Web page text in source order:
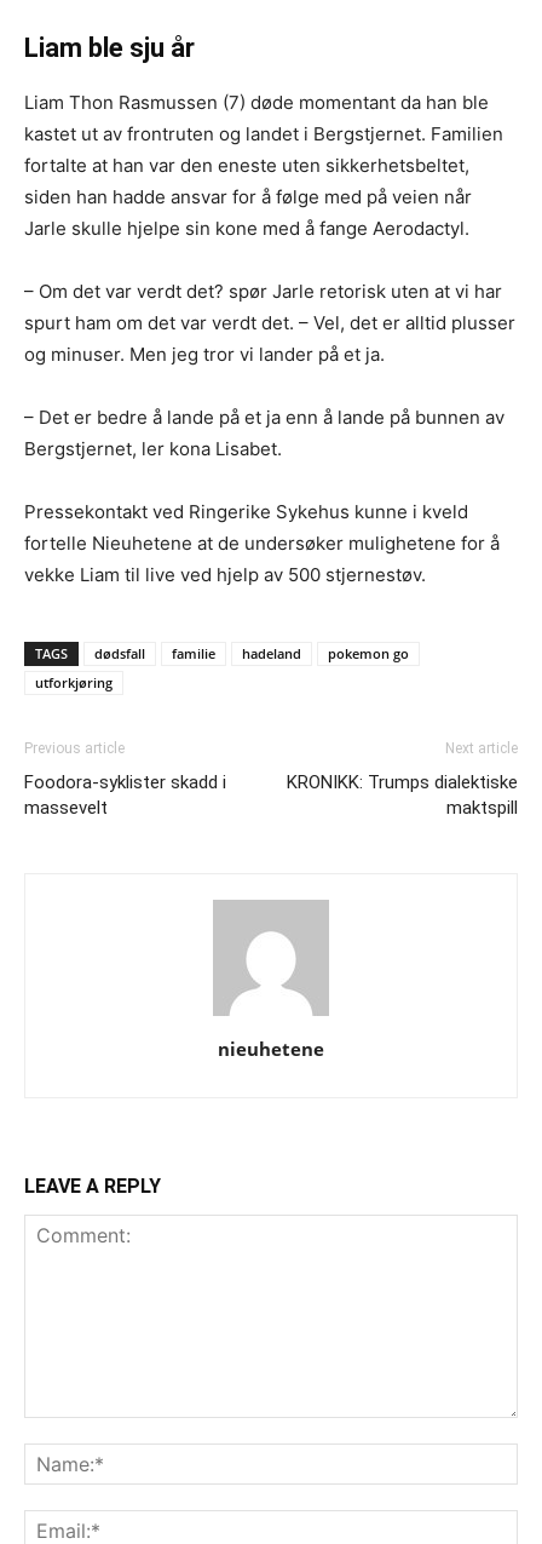
Liam ble sju år
Liam Thon Rasmussen (7) døde momentant da han ble
kastet ut av frontruten og landet i Bergstjernet. Familien
fortalte at han var den eneste uten sikkerhetsbeltet,
siden han hadde ansvar for å følge med på veien når
Jarle skulle hjelpe sin kone med å fange Aerodactyl.
– Om det var verdt det? spør Jarle retorisk uten at vi har
spurt ham om det var verdt det. – Vel, det er alltid plusser
og minuser. Men jeg tror vi lander på et ja.
– Det er bedre å lande på et ja enn å lande på bunnen av
Bergstjernet, ler kona Lisabet.
Pressekontakt ved Ringerike Sykehus kunne i kveld
fortelle Nieuhetene at de undersøker mulighetene for å
vekke Liam til live ved hjelp av 500 stjernestøv.
TAGS dødsfall familie hadeland
pokemon go
utforkjøring
Previous article
Foodora-syklister skadd i
massevelt
Next article
KRONIKK: Trumps dialektiske
maktspill
nieuhetene
LEAVE A REPLY